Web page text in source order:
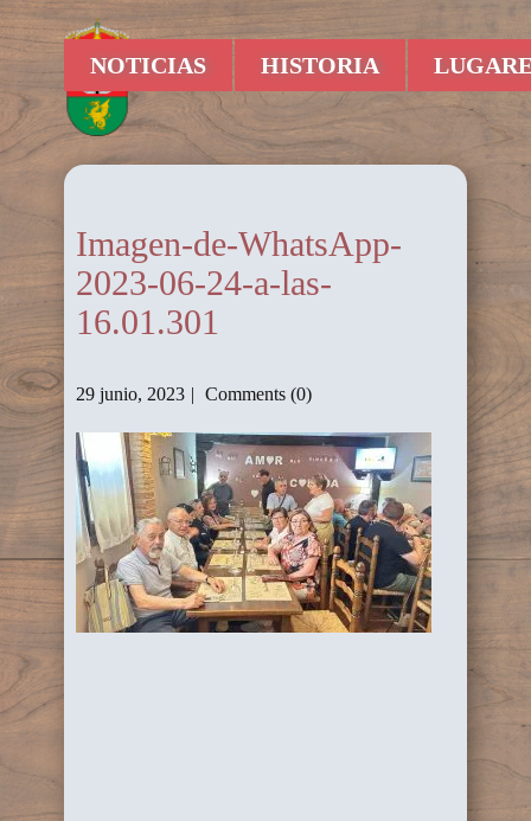
NOTICIAS HISTORIA
Imagen-de-WhatsApp-
2023-06-24-a-las-
16.01.301
29 junio, 2023 Comments (0)